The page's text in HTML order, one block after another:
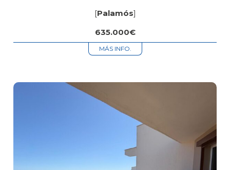
además...
[Palamós]
635.000€
MÁS INFO.